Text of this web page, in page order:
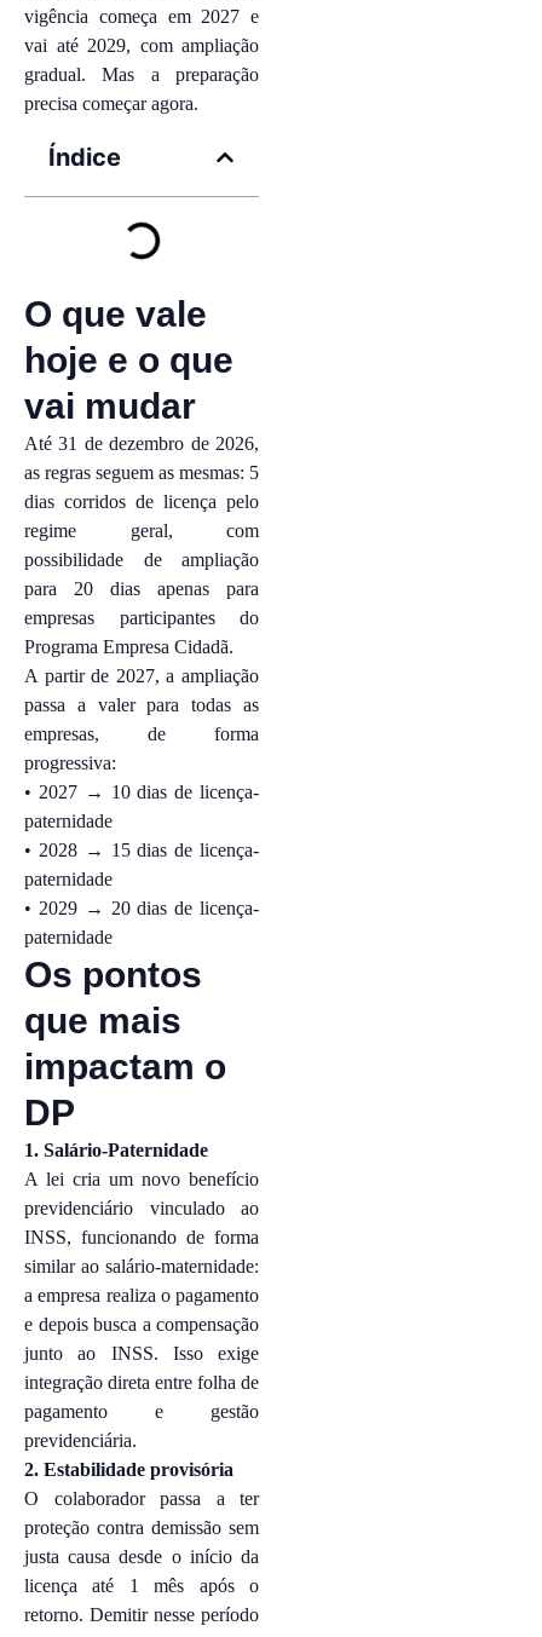
vigência começa em 2027 e
vai até 2029, com ampliação
gradual. Mas a preparação
precisa começar agora.
Índice
O que vale
hoje e o que
vai mudar
Até 31 de dezembro de 2026,
as regras seguem as mesmas: 5
dias corridos de licença pelo
regime geral, com
possibilidade de ampliação
para 20 dias apenas para
empresas participantes do
Programa Empresa Cidadã.
A partir de 2027, a ampliação
passa a valer para todas as
empresas, de forma
progressiva:
• 2027 → 10 dias de licença-
paternidade
• 2028 → 15 dias de licença-
paternidade
• 2029 → 20 dias de licença-
paternidade
Os pontos
que mais
impactam o
DP
1. Salário-Paternidade
A lei cria um novo benefício
previdenciário vinculado ao
INSS, funcionando de forma
similar ao salário-maternidade:
a empresa realiza o pagamento
e depois busca a compensação
junto ao INSS. Isso exige
integração direta entre folha de
pagamento e gestão
previdenciária.
2. Estabilidade provisória
O colaborador passa a ter
proteção contra demissão sem
justa causa desde o início da
licença até 1 mês após o
retorno. Demitir nesse período